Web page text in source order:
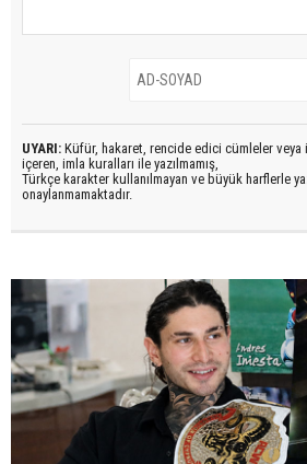
UYARI: Küfür, hakaret, rencide edici cümleler veya
içeren, imla kuralları ile yazılmamış,
Türkçe karakter kullanılmayan ve büyük harflerle
onaylanmamaktadır.